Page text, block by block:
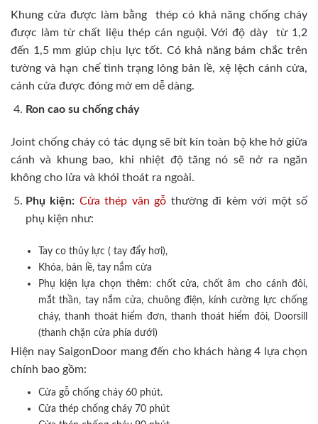
Khung cửa được làm bằng thép có khả năng chống cháy
được làm từ chất liệu thép cán nguội. Với độ dày từ 1,2
đến 1,5 mm giúp chịu lực tốt. Có khả năng bám chắc trên
tường và hạn chế tình trạng lỏng bản lề, xệ lệch cánh cửa,
cánh cửa được đóng mở em dễ dàng.
Ron cao su chống cháy
Joint chống cháy có tác dụng sẽ bít kín toàn bộ khe hở giữa
cánh và khung bao, khi nhiệt độ tăng nó sẽ nở ra ngăn
không cho lửa và khói thoát ra ngoài.
Phụ kiện: Cửa thép vân gỗ thường đi kèm với một số
phụ kiện như:
Tay co thủy lực ( tay đẩy hơi),
Khóa, bản lề, tay nắm cửa
Phụ kiện lựa chọn thêm: chốt cửa, chốt âm cho cánh đôi,
mắt thần, tay nắm cửa, chuông điện, kính cường lực chống
cháy, thanh thoát hiểm đơn, thanh thoát hiểm đôi, Doorsill
(thanh chặn cửa phía dưới)
Hiện nay SaigonDoor mang đến cho khách hàng 4 lựa chọn
chính bao gồm:
Cửa gỗ chống cháy 60 phút.
Cửa thép chống cháy 70 phút